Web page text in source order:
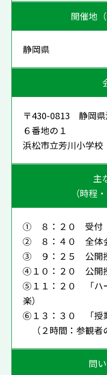
開催地
静岡県
〒430-0813 静岡県
６番地の１
浜松市立芳川小学校
主
（時程
① ８：２０ 受付
② ８：４０ 全体
③ ９：２５ 公開授
④１０：２０ 公開
⑤１１：２０ 「ハ
楽）
⑥１３：３０ 「授
（２時間：参観者
問